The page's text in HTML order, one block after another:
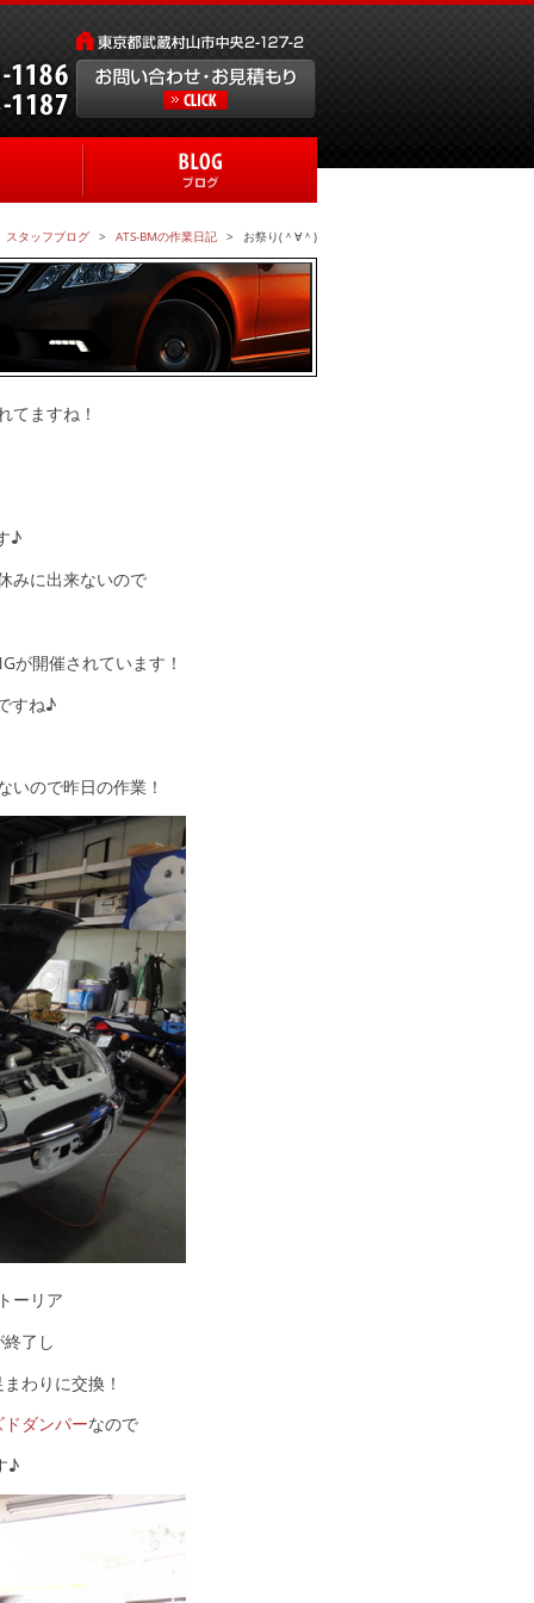
スタッフブログ ATS-BMの作業日記 お祭り(＾∀＾)
てますね！
♪
みに出来ないので
が開催されています！
すね♪
いので昨日の作業！
ーリア
了し
わりに交換！
ダンパーなので
♪